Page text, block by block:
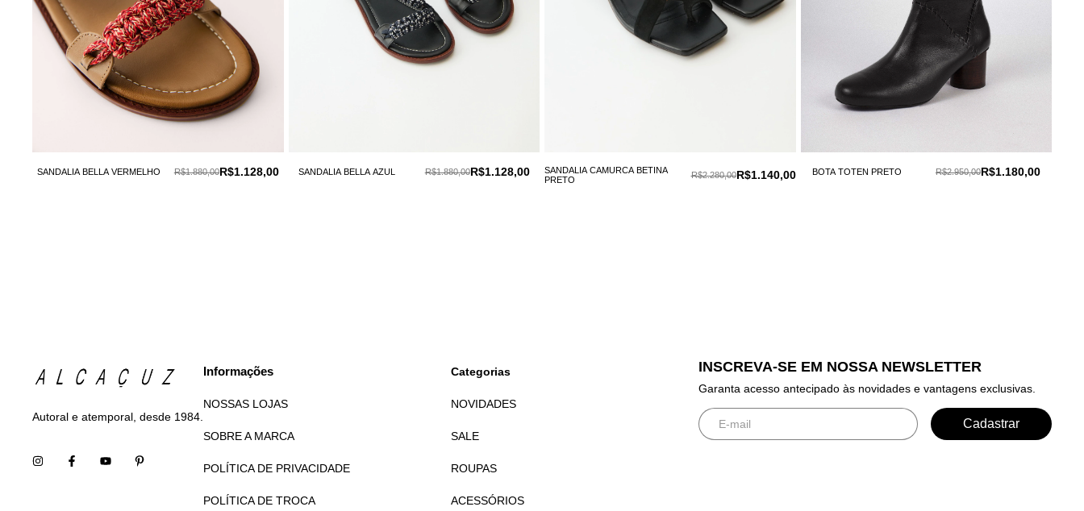
SANDALIA BELLA VERMELHO R$1.128,00
R$1.880,00 SANDALIA BELLA AZUL R$1.128,00
R$1.880,00
SANDALIA CAMURCA BETINA
PRETO
R$1.140,00
R$2.280,00 BOTA TOTEN PRETO R$1.180,00
R$2.950,00
Autoral e atemporal, desde 1984.
Informações
NOSSAS LOJAS
SOBRE A MARCA
POLÍTICA DE PRIVACIDADE
POLÍTICA DE TROCA
Categorias
NOVIDADES
SALE
ROUPAS
ACESSÓRIOS
INSCREVA-SE EM NOSSA NEWSLETTER
Garanta acesso antecipado às novidades e vantagens exclusivas.